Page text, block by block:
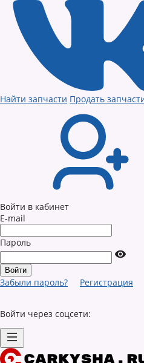
Найти запчасти Продать
Войти в кабинет
E-mail
Пароль
Забыли пароль? Регистрация
Войти через соцсети: